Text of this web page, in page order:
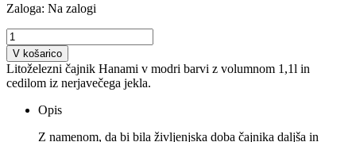
Zaloga: Na zalogi
V košarico
Litoželezni čajnik Hanami v modri barvi z volumnom 1,1l in
cedilom iz nerjavečega jekla.
Opis
Z namenom, da bi bila življenjska doba čajnika daljša in